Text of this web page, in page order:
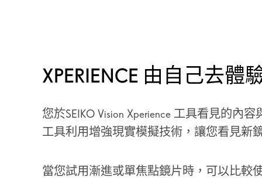
XPERIENCE 由自己去體
您於SEIKO Vision Xperience 工具看見的內
工具利用增強現實模擬技術，讓您看見新
當您試用漸進或單焦點鏡片時，可以比較